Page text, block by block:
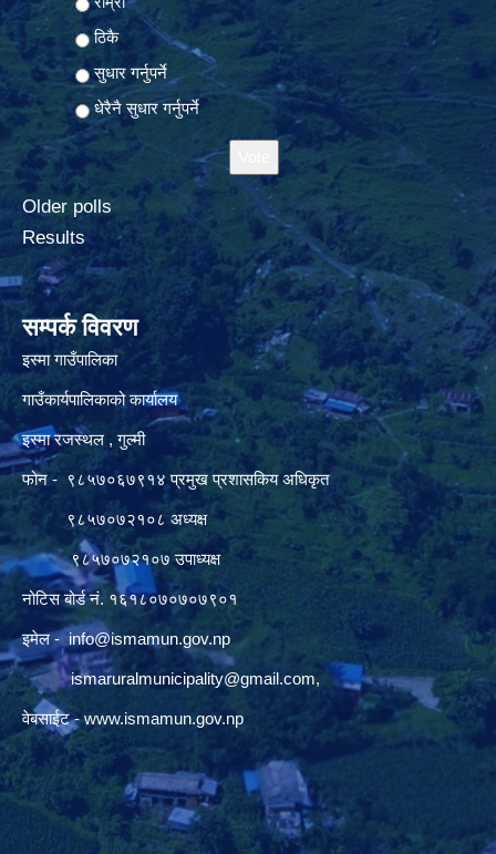
ठिकै
सुधार गर्नुपर्ने
धेरैनै सुधार गर्नुपर्ने
Older polls
Results
सम्पर्क विवरण
इस्मा गाउँपालिका
गाउँकार्यपालिकाको कार्यालय
इस्मा रजस्थल , गुल्मी
फोन - ९८५७०६७९१४ प्रमुख प्रशासकिय अधिकृत
९८५७०७२१०८ अध्यक्ष
९८५७०७२१०७ उपाध्यक्ष
नोटिस बोर्ड नं. १६१८०७०७०७९०१
इमेल - info@ismamun.gov.np
ismaruralmunicipality@gmail.com,
वेबसाईट -www.ismamun.gov.np